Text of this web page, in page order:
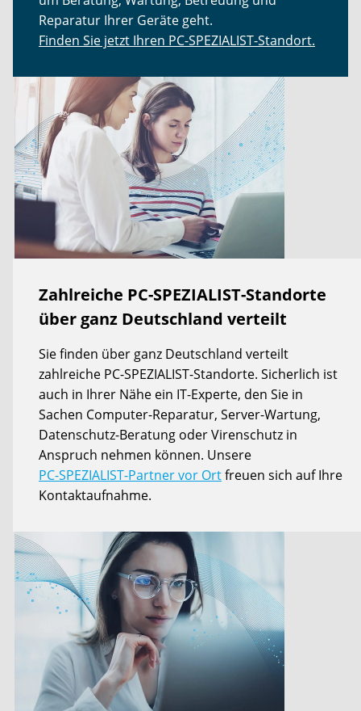
Reparatur Ihrer Geräte geht.
Finden Sie jetzt Ihren PC-SPEZIALIST-Standort.
Zahlreiche PC-SPEZIALIST-Standorte
über ganz Deutschland verteilt
Sie finden über ganz Deutschland verteilt
zahlreiche PC-SPEZIALIST-Standorte. Sicherlich ist
auch in Ihrer Nähe ein IT-Experte, den Sie in
Sachen Computer-Reparatur, Server-Wartung,
Datenschutz-Beratung oder Virenschutz in
Anspruch nehmen können. Unsere
PC-SPEZIALIST-Partner vor Ortfreuen sich auf Ihre
Kontaktaufnahme.